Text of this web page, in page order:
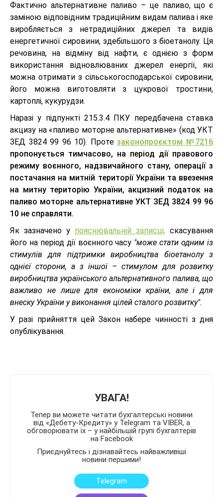
Фактично альтернативне паливо – це паливо, що є
заміною відповідним традиційним видам палива і яке
виробляється з нетрадиційних джерел та видів
енергетичної сировини, здебільшого з біоетанолу. Ця
речовина, на відміну від нафти, є однією з форм
використання відновлюваних джерел енергії, які
можна отримати з сільськогосподарської сировини,
його можна виготовляти з цукрової тростини,
картоплі, кукурудзи.
Наразі у підпункті 215.3.4 ПКУ передбачена ставка
акцизу на «паливо моторне альтернативне» (код УКТ
ЗЕД 3824 99 96 10). Проте законопроєктом №7216
пропонується тимчасово, на період дії правового
режиму воєнного, надзвичайного стану, операції з
постачання на митній території України та ввезення
на митну територію України, акцизний податок на
паливо моторне альтернативне УКТ ЗЕД 3824 99 96
10 не справляти.
Як зазначено у пояснювальній записці, скасування
його на період дії воєнного часу "може стати одним із
стимулів для підтримки виробництва біоетанолу з
однієї сторони, а з іншої – стимулом для розвитку
виробництва українського альтернативного палива, що
важливо не лише для економіки країни, але і для
внеску України у виконання цілей сталого розвитку".
У разі прийняття цей Закон набере чинності з дня
опублікування.
УВАГА!
Тепер ви можете читати бухгалтерські новини
від «Дебету-Кредиту» у Telegram та VIBER, а
обговорювати їх – у найбільшій групі бухгалтерів
на Facebook
Приєднуйтесь і дізнавайтесь найважливіші
новини першими!
Telegram